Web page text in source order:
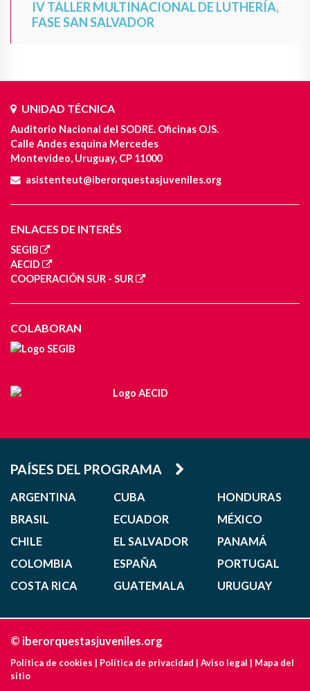
IV TALLER MULTINACIONAL DE LUTHERÍA,
FASE SAN SALVADOR
UNIDAD TÉCNICA
Auditorio Nacional del SODRE. Oficinas OJS.
Calle Andes esquina Mercedes
Montevideo, Uruguay, CP 11000
asistenteut@iberorquestasjuveniles.org
ENLACES DE INTERÉS
SEGIB
AECID
COOPERACIÓN SUR - SUR
COLABORAN
PAÍSES DEL PROGRAMA
ARGENTINA
BRASIL
CHILE
COLOMBIA
COSTA RICA
CUBA
ECUADOR
EL SALVADOR
ESPAÑA
GUATEMALA
HONDURAS
MÉXICO
PANAMÁ
PORTUGAL
URUGUAY
© iberorquestasjuveniles.org
Política de cookies | Política de privacidad | Aviso legal | Mapa del
sitio